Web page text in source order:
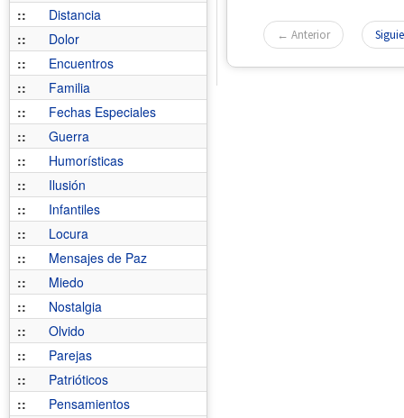
::
Distancia
::
Dolor
::
Encuentros
::
Familia
::
Fechas Especiales
::
Guerra
::
Humorísticas
::
Ilusión
::
Infantiles
::
Locura
::
Mensajes de Paz
::
Miedo
::
Nostalgia
::
Olvido
::
Parejas
::
Patrióticos
::
Pensamientos
← Anterior